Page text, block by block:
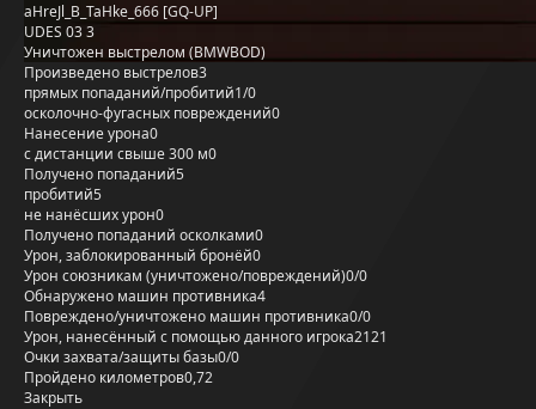
aHreJl_B_TaHke_666 [GQ-UP]
UDES 03 3
Уничтожен выстрелом (BMWBOD)
Произведено выстрелов3
прямых попаданий/пробитий1/0
осколочно-фугасных повреждений0
Нанесение урона0
с дистанции свыше 300 м0
Получено попаданий5
пробитий5
не нанёсших урон0
Получено попаданий осколками0
Урон, заблокированный бронёй0
Урон союзникам (уничтожено/повреждений)0/0
Обнаружено машин противника4
Повреждено/уничтожено машин противника0/0
Урон, нанесённый с помощью данного игрока2121
Очки захвата/защиты базы0/0
Пройдено километров0,72
Закрыть